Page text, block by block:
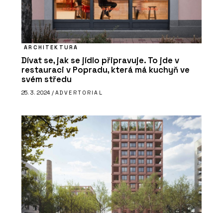
O FIRMĚ
OBZOR
Šest dekád na OBZORu: Od cibule k
originálním vypínačům
ARCHITEKTURA
Dívat se, jak se jídlo připravuje. To jde v
restauraci v Popradu, která má kuchyň ve
svém středu
25. 3. 2024 / ADVERTORIAL